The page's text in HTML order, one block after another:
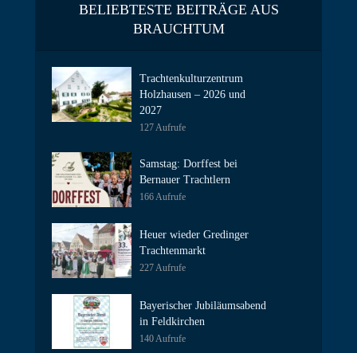
BELIEBTESTE BEITRÄGE AUS
BRAUCHTUM
Trachtenkulturzentrum
Holzhausen – 2026 und
2027
127 Aufrufe
Samstag: Dorffest bei
Bernauer Trachtlern
166 Aufrufe
Heuer wieder Gredinger
Trachtenmarkt
227 Aufrufe
Bayerischer Jubiläumsabend
in Feldkirchen
140 Aufrufe